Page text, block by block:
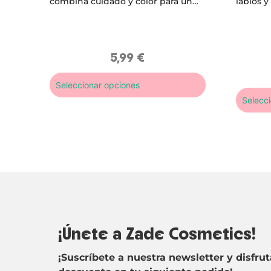
5,99 €
Seleccionar opciones
¡Únete a Zade Cosmetics!
¡Suscríbete a nuestra newsletter y